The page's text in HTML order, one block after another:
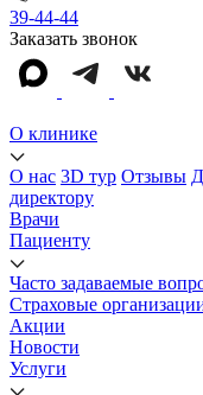
39-44-44
Заказать звонок
О клинике
О нас 3D тур Отзывы
директору
Врачи
Пациенту
Часто задаваемые
Страховые
Акции
Новости
Услуги